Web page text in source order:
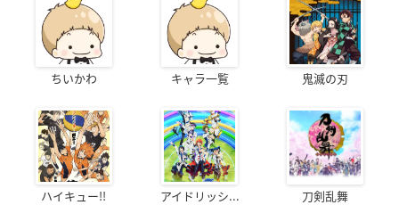
ちいかわ キャラ一覧 鬼滅の刃
ハイキュー!! アイドリッシ... 刀剣乱舞